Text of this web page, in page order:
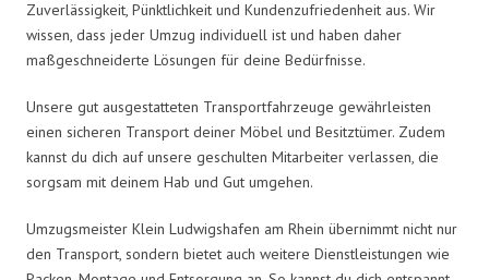
Zuverlässigkeit, Pünktlichkeit und Kundenzufriedenheit aus. Wir
wissen, dass jeder Umzug individuell ist und haben daher
maßgeschneiderte Lösungen für deine Bedürfnisse.
Unsere gut ausgestatteten Transportfahrzeuge gewährleisten
einen sicheren Transport deiner Möbel und Besitztümer. Zudem
kannst du dich auf unsere geschulten Mitarbeiter verlassen, die
sorgsam mit deinem Hab und Gut umgehen.
Umzugsmeister Klein Ludwigshafen am Rhein übernimmt nicht nur
den Transport, sondern bietet auch weitere Dienstleistungen wie